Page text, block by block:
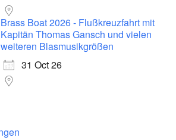
Brass Boat 2026 - Flußkreuzfahrt mit
Kapitän Thomas Gansch und vielen
weiteren Blasmusikgrößen
31 Oct 26